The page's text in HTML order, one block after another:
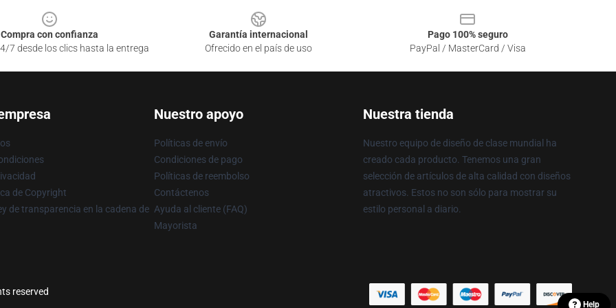
Compra con confianza
7 desde los clics hasta la entrega
Garantía internacional
Ofrecido en el país de uso
Pago 100% seguro
PayPal / MasterCard / Visa
de Copyright
de transparencia en la cadena de
Nuestro apoyo
Políticas de envío
Condiciones de pago
Políticas de reembolso
Contáctenos
Ayuda al cliente (FAQ)
Mayorista
Nuestra tienda
Nuestro equipo de diseño de clase mundial ha
creado cada producto. Tenemos una gran
selección de artículos de alta calidad con diseños
atractivos. Estos no son sólo para mostrar su
estilo personal a diario.
reserved
Help